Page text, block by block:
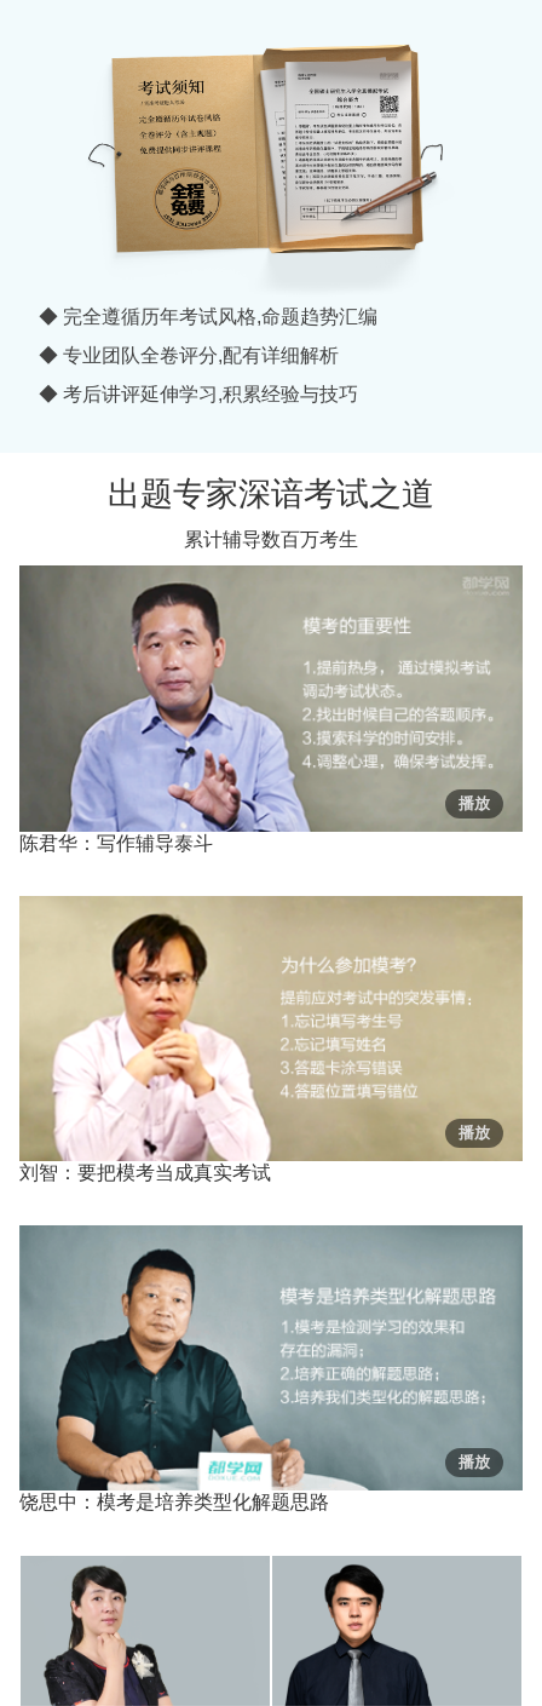
◆ 完全遵循历年考试风格,命题趋势汇编
◆ 专业团队全卷评分,配有详细解析
◆ 考后讲评延伸学习,积累经验与技巧
出题专家深谙考试之道
累计辅导数百万考生
陈君华：写作辅导泰斗
刘智：要把模考当成真实考试
饶思中：模考是培养类型化解题思路